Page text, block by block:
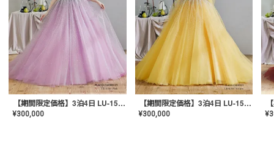
【期間限定価格】3泊4日 LU-1501(Pink)
¥300,000
【期間限定価格】3泊4日 LU-1501(Yellow)
¥300,000 ¥